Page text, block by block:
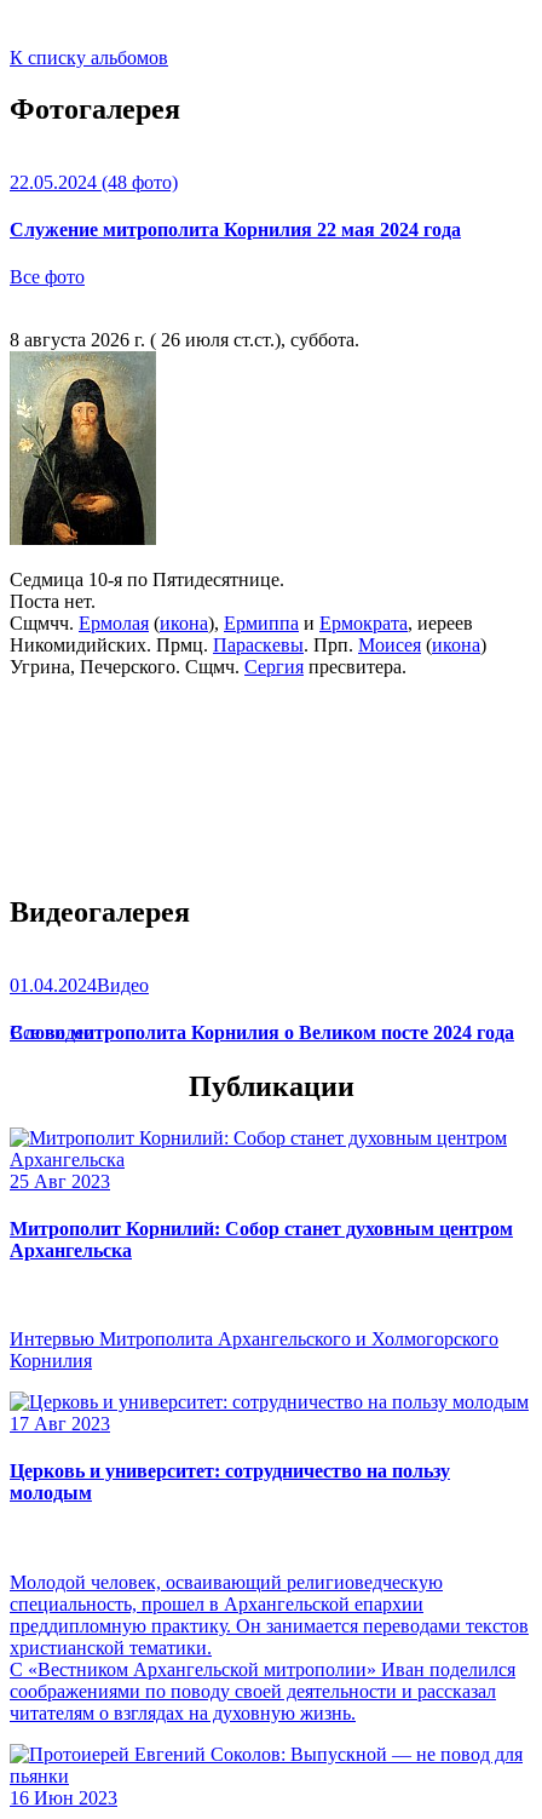
К списку альбомов
Фотогалерея
22.05.2024 (48 фото)
Служение митрополита Корнилия 22 мая 2024 года
Все фото
8 августа 2026 г. ( 26 июля ст.ст.), суббота.
Седмица 10-я по Пятидесятнице.
Поста нет.
Сщмчч. Ермолая (икона), Ермиппа и Ермократа, иереев
Никомидийских. Прмц. Параскевы. Прп. Моисея (икона)
Угрина, Печерского. Сщмч. Сергия пресвитера.
Видеогалерея
01.04.2024Видео
Слово митрополита Корнилия о Великом посте 2024 года
Все видео
Публикации
25 Авг 2023
Митрополит Корнилий: Собор станет духовным центром
Архангельска
Интервью Митрополита Архангельского и Холмогорского
Корнилия
17 Авг 2023
Церковь и университет: сотрудничество на пользу
молодым
Молодой человек, осваивающий религиоведческую
специальность, прошел в Архангельской епархии
преддипломную практику. Он занимается переводами текстов
христианской тематики.
С «Вестником Архангельской митрополии» Иван поделился
соображениями по поводу своей деятельности и рассказал
читателям о взглядах на духовную жизнь.
16 Июн 2023